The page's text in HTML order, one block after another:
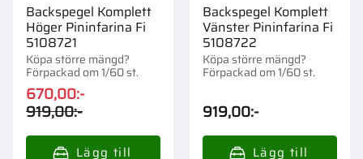
Backspegel Komplett
Höger Pininfarina Fi
5108721
Köpa större mängd?
Förpackad om 1/60 st.
670,00:-
919,00:-
Backspegel Komplett
Vänster Pininfarina Fi
5108722
Köpa större mängd?
Förpackad om 1/60 st.
919,00:-